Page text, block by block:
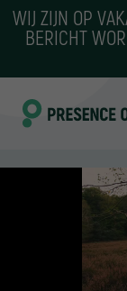
WIJ ZIJN OP
BERICHT